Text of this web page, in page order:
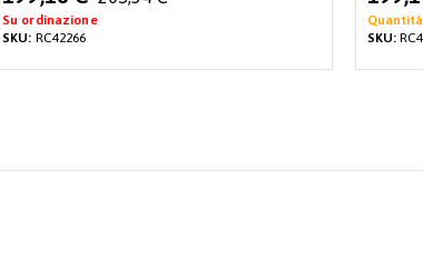
Price
Su ordinazione
SKU: RC42266
Price
SKU: